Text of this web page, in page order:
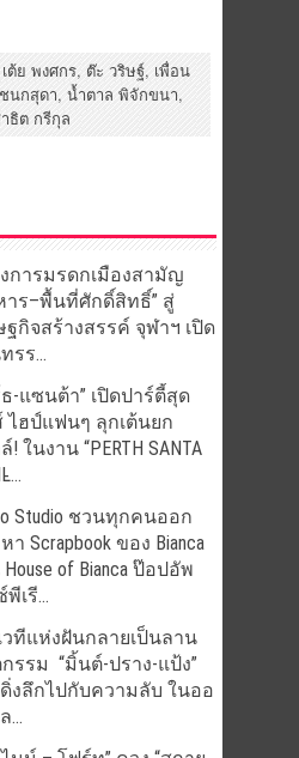
เต้ย พงศกร, ต๊ะ วริษฐ์, เพื่อน
นกสุดา, น้ำตาล พิจักขนา,
ธิต กรีกุล
การมรดกเมืองสามัญ
าร–พื้นที่ศักดิ์สิทธิ์” สู่
ฐกิจสร้างสรรค์ จุฬาฯ เปิด
รร...
ธ-แซนต้า” เปิดปาร์ตี้สุด
ไฮป์แฟนๆ ลุกเต้นยก
! ในงาน “PERTH SANTA
Studio ชวนทุกคนออก
า Scrapbook ของ Bianca
of Bianca ป๊อปอัพ
พีเรี...
วทีแห่งฝันกลายเป็นลาน
รรม “มิ้นต์-ปราง-แป้ง”
งลึกไปกับความลับ ในออ
...